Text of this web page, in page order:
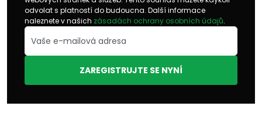
odvolat s platností do budoucna. Další informace
naleznete v našich zásadách ochrany osobních údajů.
ZAREGISTRUJTE SE NYNÍ